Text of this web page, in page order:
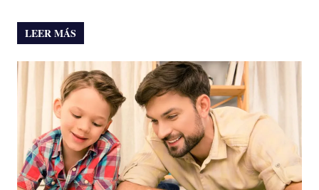
LEER MÁS